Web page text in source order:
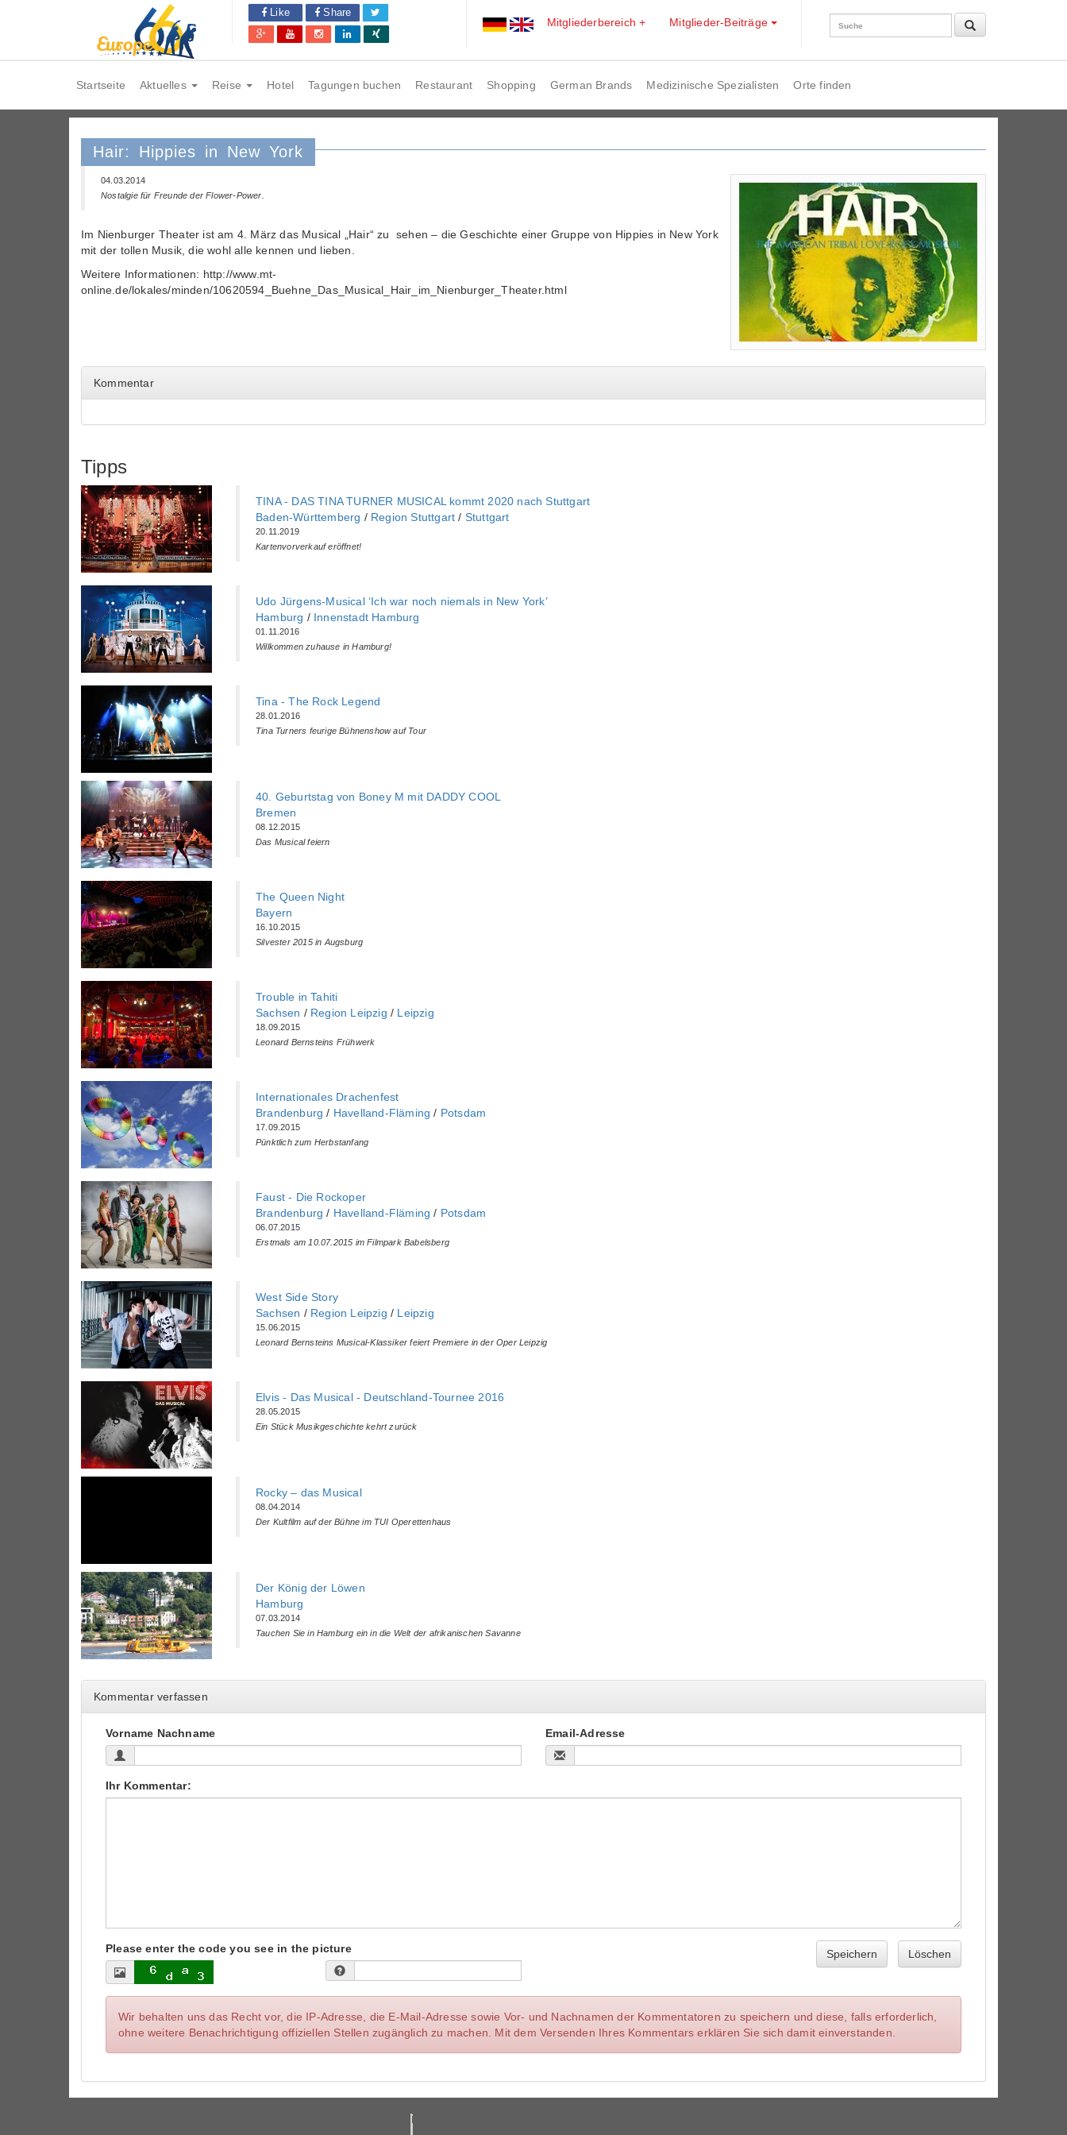
Mitgliederbereich + Mitglieder-Beiträge
Like Share
Startseite Aktuelles Reise Hotel Tagungen buchen Restaurant Shopping German Brands Medizinische Spezialisten Orte finden
Hair: Hippies in New York
04.03.2014
Nostalgie für Freunde der Flower-Power.
Im Nienburger Theater ist am 4. März das Musical „Hair“ zu sehen – die Geschichte einer Gruppe von Hippies in New York
mit der tollen Musik, die wohl alle kennen und lieben.
Weitere Informationen: http://www.mt-
online.de/lokales/minden/10620594_Buehne_Das_Musical_Hair_im_Nienburger_Theater.html
Kommentar
Tipps
TINA - DAS TINA TURNER MUSICAL kommt 2020 nach Stuttgart
Baden-Württemberg‎ / Region Stuttgart / Stuttgart
20.11.2019
Kartenvorverkauf eröffnet!
Udo Jürgens-Musical ‘Ich war noch niemals in New York’
Hamburg / Innenstadt Hamburg
01.11.2016
Willkommen zuhause in Hamburg!
Tina - The Rock Legend
28.01.2016
Tina Turners feurige Bühnenshow auf Tour
40. Geburtstag von Boney M mit DADDY COOL
Bremen
08.12.2015
Das Musical feiern
The Queen Night
Bayern
16.10.2015
Silvester 2015 in Augsburg
Trouble in Tahiti
Sachsen / Region Leipzig / Leipzig
18.09.2015
Leonard Bernsteins Frühwerk
Internationales Drachenfest
Brandenburg / Havelland-Fläming / Potsdam
17.09.2015
Pünktlich zum Herbstanfang
Faust - Die Rockoper
Brandenburg / Havelland-Fläming / Potsdam
06.07.2015
Erstmals am 10.07.2015 im Filmpark Babelsberg
West Side Story
Sachsen / Region Leipzig / Leipzig
15.06.2015
Leonard Bernsteins Musical-Klassiker feiert Premiere in der Oper Leipzig
Elvis - Das Musical - Deutschland-Tournee 2016
28.05.2015
Ein Stück Musikgeschichte kehrt zurück
Rocky – das Musical
08.04.2014
Der Kultfilm auf der Bühne im TUI Operettenhaus
Der König der Löwen
Hamburg
07.03.2014
Tauchen Sie in Hamburg ein in die Welt der afrikanischen Savanne
Kommentar verfassen
Vorname Nachname Email-Adresse
Ihr Kommentar:
Please enter the code you see in the picture Speichern Löschen
Wir behalten uns das Recht vor, die IP-Adresse, die E-Mail-Adresse sowie Vor- und Nachnamen der Kommentatoren zu speichern und diese, falls erforderlich,
ohne weitere Benachrichtigung offiziellen Stellen zugänglich zu machen. Mit dem Versenden Ihres Kommentars erklären Sie sich damit einverstanden.